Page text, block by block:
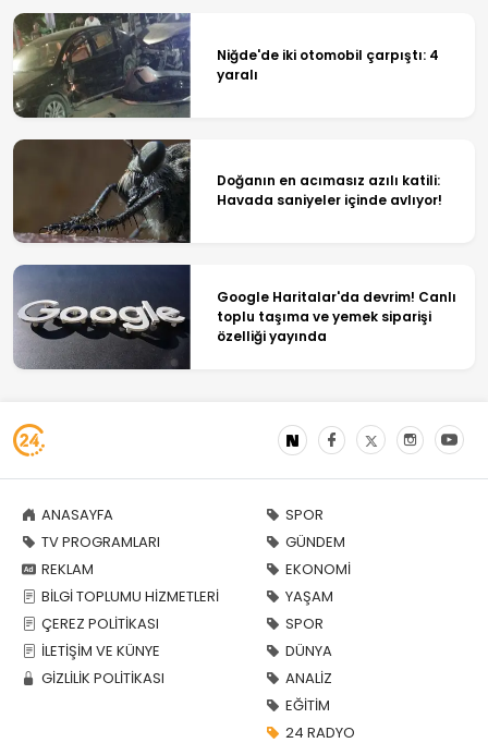
Niğde'de iki otomobil çarpıştı: 4
yaralı
Doğanın en acımasız azılı katili:
Havada saniyeler içinde avlıyor!
Google Haritalar'da devrim! Canlı
toplu taşıma ve yemek siparişi
özelliği yayında
ANASAYFA
TV PROGRAMLARI
REKLAM
BİLGİ TOPLUMU HİZMETLERİ
ÇEREZ POLİTİKASI
İLETİŞİM VE KÜNYE
GİZLİLİK POLİTİKASI
SPOR
GÜNDEM
EKONOMİ
YAŞAM
SPOR
DÜNYA
ANALİZ
EĞİTİM
24 RADYO